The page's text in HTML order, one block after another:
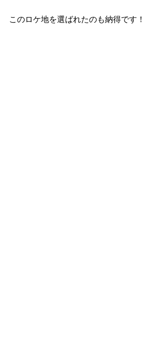
このロケ地を選ばれたのも納得です！